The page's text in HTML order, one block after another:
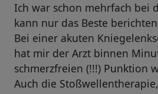
Ich war schon mehrfach bei
kann nur das Beste
Bei einer akuten
hat mir der Arzt binnen
schmerzfreien (!!!) Punktion
Auch die